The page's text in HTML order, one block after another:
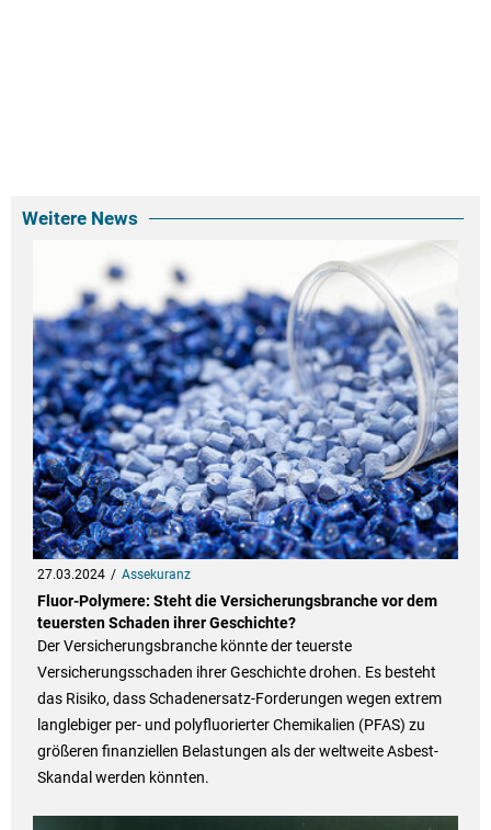
Weitere News
27.03.2024 Assekuranz
Fluor-Polymere: Steht die Versicherungsbranche vor dem
teuersten Schaden ihrer Geschichte?
Der Versicherungsbranche könnte der teuerste
Versicherungsschaden ihrer Geschichte drohen. Es besteht
das Risiko, dass Schadenersatz-Forderungen wegen extrem
langlebiger per- und polyfluorierter Chemikalien (PFAS) zu
größeren finanziellen Belastungen als der weltweite Asbest-
Skandal werden könnten.